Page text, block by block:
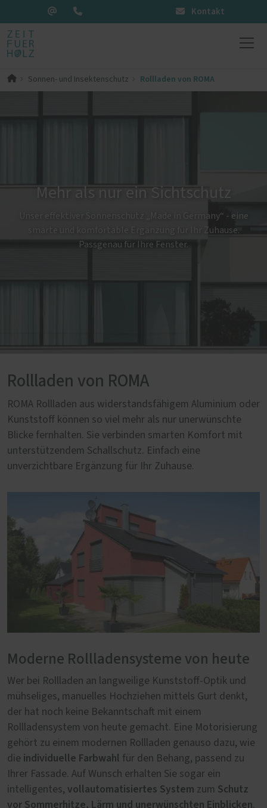
Kontakt
Sonnen- und Insektenschutz Rollladen von ROMA
Mehr als nur ein Sichtschutz
Unser effektiver Sonnenschutz „Made in Germany“ - eine
smarte und komfortable Ergänzung für Ihr Zuhause.
Passgenau für Ihre Fenster.
Rollladen von ROMA
ROMA Rollladen aus widerstandsfähigem Aluminium oder
Kunststoff können so viel mehr als nur unerwünschte
Blicke fernhalten. Sie verbinden smarten Komfort mit
unterstützendem Schallschutz. Einfach eine
unverzichtbare Ergänzung für Ihr Zuhause.
Moderne Rollladensysteme von heute
Wer bei Rollladen an langweilige Kunststoff-Optik und
mühseliges, manuelles Hochziehen mittels Gurt denkt,
der hat noch keine Bekanntschaft mit einem
Rollladensystem von heute gemacht. Eine Motorisierung
gehört zu einem modernen Rollladen genauso dazu, wie
die individuelle Farbwahl für den Behang, passend zu
Ihrer Fassade. Auf Wunsch erhalten Sie sogar ein
intelligentes, vollautomatisiertes System zum Schutz
vor Sommerhitze, Lärm und unerwünschten Einblicken.